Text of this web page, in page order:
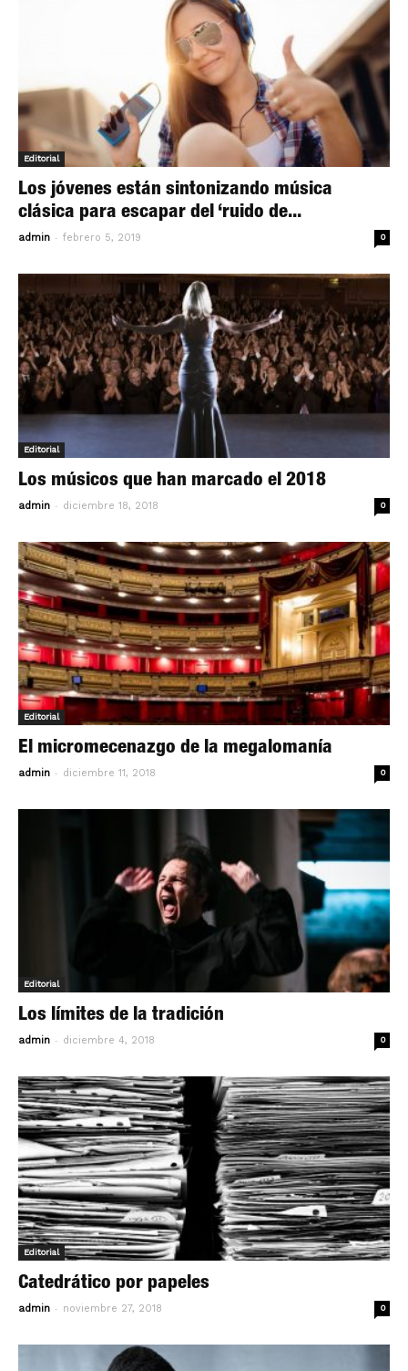
Editorial
Los jóvenes están sintonizando música
clásica para escapar del ‘ruido de...
admin - febrero 5, 2019 0
Editorial
Los músicos que han marcado el 2018
admin - diciembre 18, 2018 0
Editorial
El micromecenazgo de la megalomanía
admin - diciembre 11, 2018 0
Editorial
Los límites de la tradición
admin - diciembre 4, 2018 0
Editorial
Catedrático por papeles
admin - noviembre 27, 2018 0